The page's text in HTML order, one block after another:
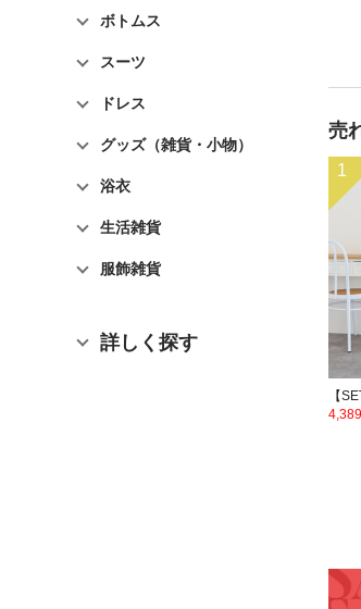
ボトムス
スーツ
ドレス
グッズ（雑貨・小物）
浴衣
生活雑貨
服飾雑貨
詳しく探す
売
1